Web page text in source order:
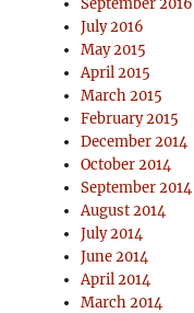
July 2016
May 2015
April 2015
March 2015
February 2015
December 2014
October 2014
September 2014
August 2014
July 2014
June 2014
April 2014
March 2014